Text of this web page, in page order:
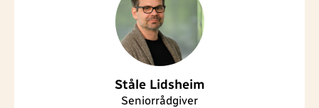
Ståle Lidsheim
Seniorrådgiver